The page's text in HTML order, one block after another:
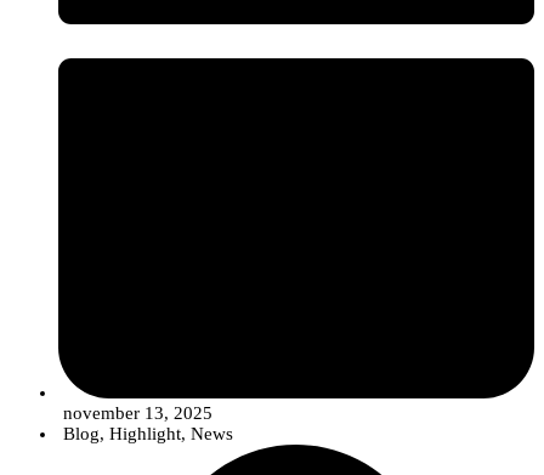
migrating from offering isolated ”products" to
conventional synthetic products (in optimized and reduced doses),
november 13, 2025
Blog, Highlight, News